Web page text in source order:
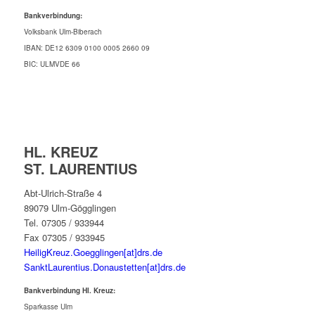
Bankverbindung:
Volksbank Ulm-Biberach
IBAN: DE12 6309 0100 0005 2660 09
BIC: ULMVDE 66
HL. KREUZ
ST. LAURENTIUS
Abt-Ulrich-Straße 4
89079 Ulm-Gögglingen
Tel. 07305 / 933944
Fax 07305 / 933945
HeiligKreuz.Goegglingen[at]drs.de
SanktLaurentius.Donaustetten[at]drs.de
Bankverbindung Hl. Kreuz:
Sparkasse Ulm